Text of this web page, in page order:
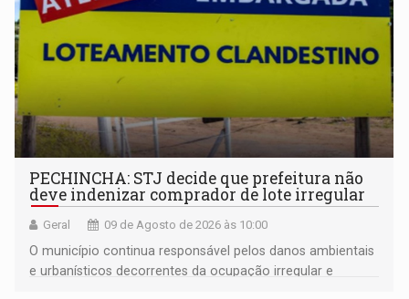
PECHINCHA: STJ decide que prefeitura não
deve indenizar comprador de lote irregular
Geral 09 de Agosto de 2026 às 10:00
O município continua responsável pelos danos ambientais
e urbanísticos decorrentes da ocupação irregular e